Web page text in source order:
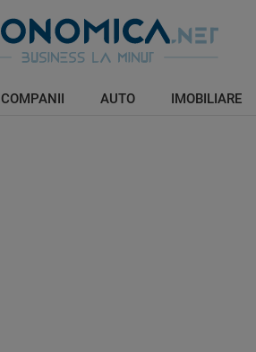
COMPANII AUTO IMOBILIARE